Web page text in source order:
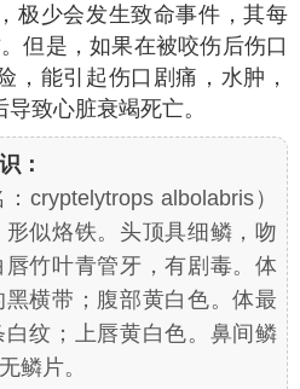
极少会发生致命事件，其每
但是，如果在被咬伤后伤口
，能引起伤口剧痛，水肿，
致心脏衰竭死亡。
：
：cryptelytrops albolabris ）
似烙铁。头顶具细鳞，吻
竹叶青管牙，有剧毒。体
横带；腹部黄白色。体最
纹；上唇黄白色。鼻间鳞
鳞片。